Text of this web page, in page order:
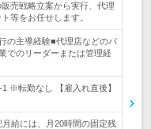
売戦略立案から実行、代理
等をお任せします。
の主導経験■代理店などのパ
でのリーダーまたは管理経
※転勤なし 【雇入れ直後】
給には、月20時間の固定残